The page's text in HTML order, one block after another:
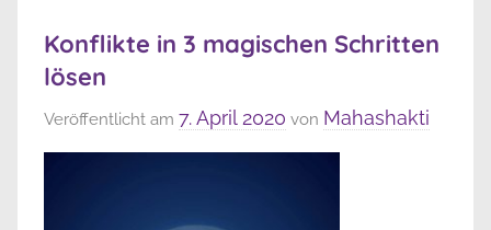
Konflikte in 3 magischen Schritten
lösen
Veröffentlicht am 7. April 2020 von Mahashakti